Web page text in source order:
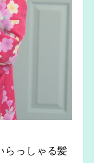
らっしゃる髪